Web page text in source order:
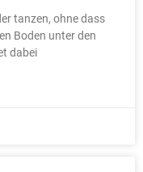
tanzen, ohne dass
Boden unter den
dabei